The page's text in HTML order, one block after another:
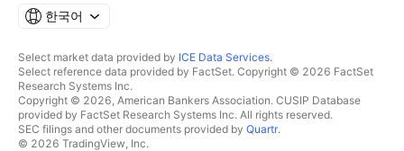
한국어
Select market data provided by ICE Data Services.
Select reference data provided by FactSet. Copyright © 2026 FactSet
Research Systems Inc.
Copyright © 2026, American Bankers Association. CUSIP Database
provided by FactSet Research Systems Inc. All rights reserved.
SEC filings and other documents provided by Quartr.
© 2026 TradingView, Inc.